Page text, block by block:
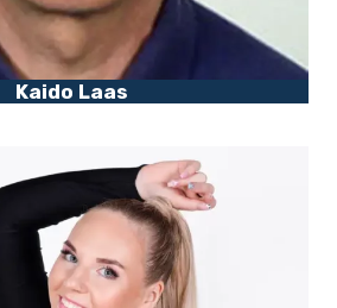
Kaido Laas